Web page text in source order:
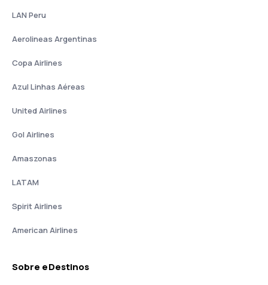
LAN Peru
Aerolineas Argentinas
Copa Airlines
Azul Linhas Aéreas
United Airlines
Gol Airlines
Amaszonas
LATAM
Spirit Airlines
American Airlines
Sobre eDestinos